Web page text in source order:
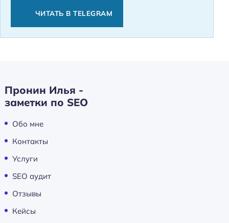
ЧИТАТЬ В TELEGRAM
Пронин Илья -
заметки по SEO
Обо мне
Контакты
Услуги
SEO аудит
Отзывы
Кейсы